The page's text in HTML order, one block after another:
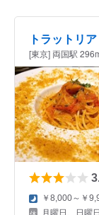
トラットリ
[東京] 両国駅
￥8,000～￥
月曜日、日曜